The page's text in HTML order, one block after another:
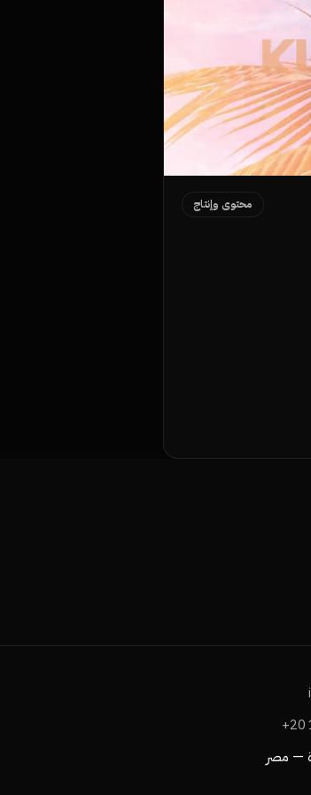
محتوى وإنتاج
+20
— مصر